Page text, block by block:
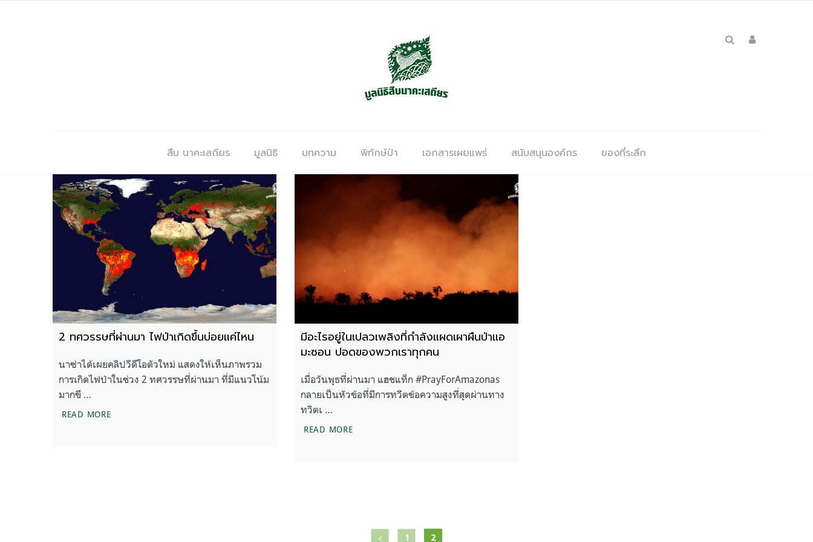
สืบ นาคะเสถียร มูลนิธิ บทความ พิทักษ์ป่า เอกสารเผยแพร่ สนับสนุนองค์กร ของที่ระลึก
2 ทศวรรษที่ผ่านมา ไฟป่าเกิดขึ้นบ่อยแค่ไหน
นาซ่าได้เผยคลิปวีดีโอตัวใหม่ แสดงให้เห็นภาพรวม
การเกิดไฟป่าในช่วง 2 ทศวรรษที่ผ่านมา ที่มีแนวโน้ม
มากขึ …
READ MORE2 ทศวรรษที่ผ่านมา ไฟป่าเกิดขึ้นบ่อยแค่ไหน
มีอะไรอยู่ในเปลวเพลิงที่กำลังแผดเผาผืนป่าแอ
มะซอน ปอดของพวกเราทุกคน
เมื่อวันพุธที่ผ่านมา แฮชแท็ก #PrayForAmazonas
กลายเป็นหัวข้อที่มีการทวีตข้อความสูงที่สุดผ่านทาง
ทวิตเ …
READ MOREมีอะไรอยู่ในเปลวเพลิงที่กำลังแผดเผาผืนป่าแอมะซอน ปอดของพวกเราทุกคน
1 2